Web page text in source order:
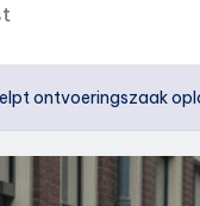
ontvoeringszaak